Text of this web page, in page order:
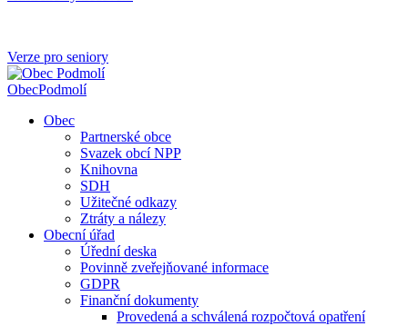
Verze pro seniory
ObecPodmolí
Obec
Partnerské obce
Svazek obcí NPP
Knihovna
SDH
Užitečné odkazy
Ztráty a nálezy
Obecní úřad
Úřední deska
Povinně zveřejňované informace
GDPR
Finanční dokumenty
Provedená a schválená rozpočtová opatření